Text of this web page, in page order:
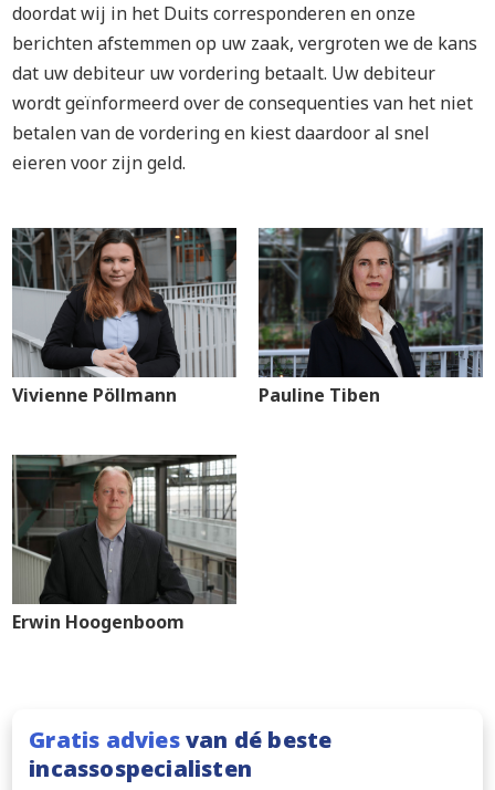
doordat wij in het Duits corresponderen en onze
berichten afstemmen op uw zaak, vergroten we de kans
dat uw debiteur uw vordering betaalt. Uw debiteur
wordt geïnformeerd over de consequenties van het niet
betalen van de vordering en kiest daardoor al snel
eieren voor zijn geld.
Vivienne Pöllmann Pauline Tiben
Erwin Hoogenboom
Gratis adviesvan dé beste
incassospecialisten